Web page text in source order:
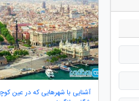
آشنایی با شهرهایی که در عین